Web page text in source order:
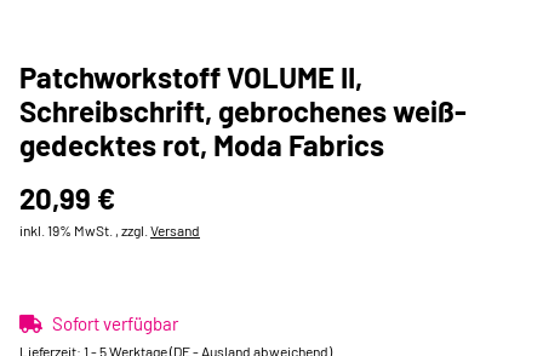
Patchworkstoff VOLUME II,
Schreibschrift, gebrochenes weiß-
gedecktes rot, Moda Fabrics
20,99 €
inkl. 19% MwSt. , zzgl. Versand
Sofort verfügbar
Lieferzeit: 1 - 5 Werktage(DE - Ausland abweichend)